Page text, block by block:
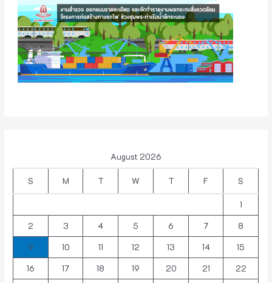
August 2026
S M T W T F S
1
2 3 4 5 6 7 8
9 10 11 12 13 14 15
16 17 18 19 20 21 22